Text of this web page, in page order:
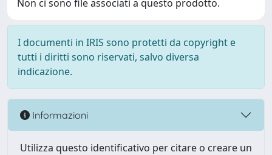
Non ci sono file associati a questo prodotto.
I documenti in IRIS sono protetti da copyright e
tutti i diritti sono riservati, salvo diversa
indicazione.
Informazioni
Utilizza questo identificativo per citare o creare un